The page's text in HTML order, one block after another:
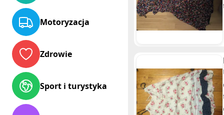
Motoryzacja
Zdrowie
Sport i turystyka